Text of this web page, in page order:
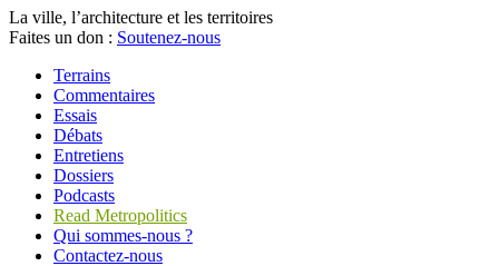
La ville, l’architecture et les territoires
Faites un don : Soutenez-nous
Terrains
Commentaires
Essais
Débats
Entretiens
Dossiers
Podcasts
Read Metropolitics
Qui sommes-nous ?
Contactez-nous